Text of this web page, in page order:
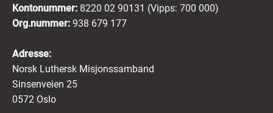
Kontonummer: 8220 02 90131 (Vipps: 700 000)
Org.nummer: 938 679 177
Adresse:
Norsk Luthersk Misjonssamband
Sinsenveien 25
0572 Oslo